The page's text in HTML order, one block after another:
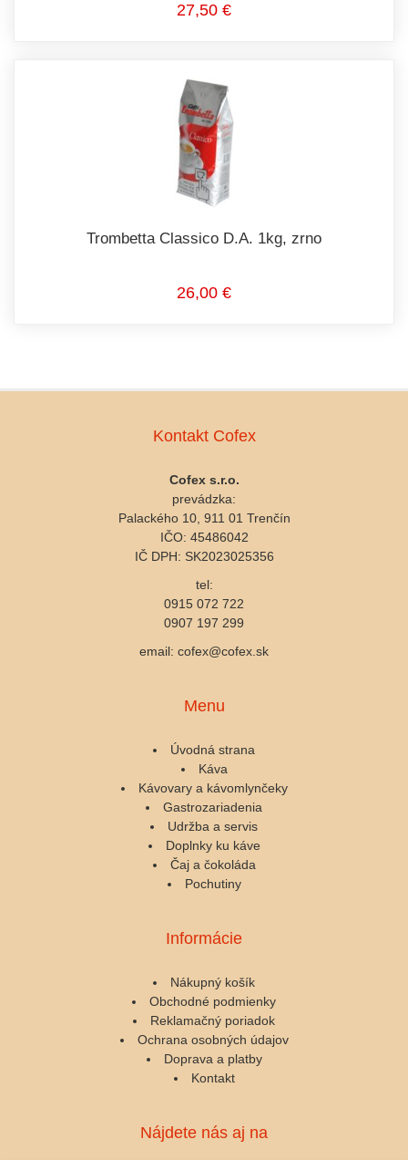
27,50 €
Trombetta Classico D.A. 1kg, zrno
26,00 €
Kontakt Cofex
Cofex s.r.o.
prevádzka:
Palackého 10, 911 01 Trenčín
IČO: 45486042
IČ DPH: SK2023025356
tel:
0915 072 722
0907 197 299
email: cofex@cofex.sk
Menu
Úvodná strana
Káva
Kávovary a kávomlynčeky
Gastrozariadenia
Udržba a servis
Doplnky ku káve
Čaj a čokoláda
Pochutiny
Informácie
Nákupný košík
Obchodné podmienky
Reklamačný poriadok
Ochrana osobných údajov
Doprava a platby
Kontakt
Nájdete nás aj na